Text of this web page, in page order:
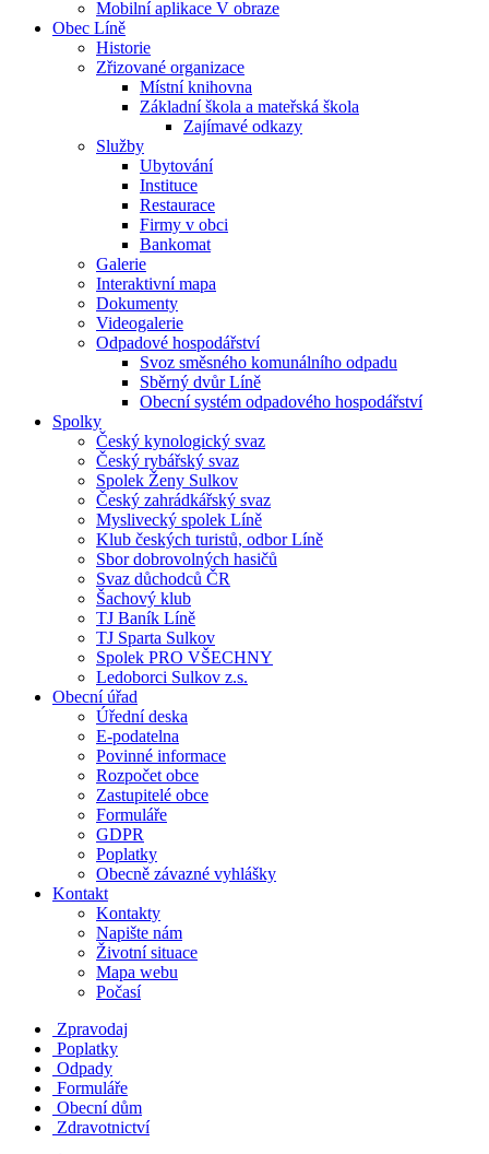
Mobilní aplikace V obraze
Obec Líně
Historie
Zřizované organizace
Místní knihovna
Základní škola a mateřská škola
Zajímavé odkazy
Služby
Ubytování
Instituce
Restaurace
Firmy v obci
Bankomat
Galerie
Interaktivní mapa
Dokumenty
Videogalerie
Odpadové hospodářství
Svoz směsného komunálního odpadu
Sběrný dvůr Líně
Obecní systém odpadového hospodářství
Spolky
Český kynologický svaz
Český rybářský svaz
Spolek Ženy Sulkov
Český zahrádkářský svaz
Myslivecký spolek Líně
Klub českých turistů, odbor Líně
Sbor dobrovolných hasičů
Svaz důchodců ČR
Šachový klub
TJ Baník Líně
TJ Sparta Sulkov
Spolek PRO VŠECHNY
Ledoborci Sulkov z.s.
Obecní úřad
Úřední deska
E-podatelna
Povinné informace
Rozpočet obce
Zastupitelé obce
Formuláře
GDPR
Poplatky
Obecně závazné vyhlášky
Kontakt
Kontakty
Napište nám
Životní situace
Mapa webu
Počasí
Zpravodaj
Poplatky
Odpady
Formuláře
Obecní dům
Zdravotnictví